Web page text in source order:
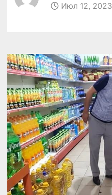
Июл 12, 2023